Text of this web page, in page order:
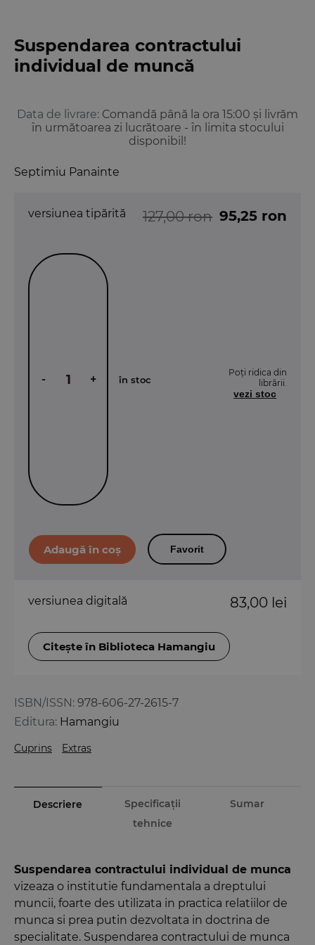
Suspendarea contractului
individual de muncă
Septimiu Panainte
ISBN/ISSN: 978-606-27-2615-7
Editura: Hamangiu
Data de livrare: Comandă până la ora 15:00 și livrăm
în următoarea zi lucrătoare - în limita stocului
disponibil!
Cuprins Extras
versiunea tipărită 127,00 ron 95,25 ron
- + în stoc
Poți ridica din
librării.
vezi stoc
Favorit
versiunea digitală 83,00 lei
Citește în Biblioteca Hamangiu
Descriere
Specificații
tehnice
Sumar
Suspendarea contractului individual de munca
vizeaza o institutie fundamentala a dreptului
muncii, foarte des utilizata in practica relatiilor de
munca si prea putin dezvoltata in doctrina de
specialitate. Suspendarea contractului de munca